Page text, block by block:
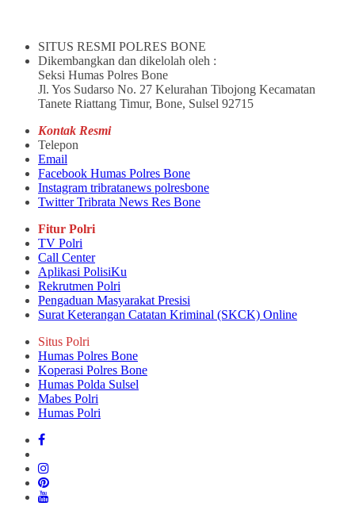
SITUS RESMI POLRES BONE
Dikembangkan dan dikelolah oleh :
Seksi Humas Polres Bone
Jl. Yos Sudarso No. 27 Kelurahan Tibojong Kecamatan
Tanete Riattang Timur, Bone, Sulsel 92715
Kontak Resmi
Telepon
Email
Facebook Humas Polres Bone
Instagram tribratanews polresbone
Twitter Tribrata News Res Bone
Fitur Polri
TV Polri
Call Center
Aplikasi PolisiKu
Rekrutmen Polri
Pengaduan Masyarakat Presisi
Surat Keterangan Catatan Kriminal (SKCK) Online
Situs Polri
Humas Polres Bone
Koperasi Polres Bone
Humas Polda Sulsel
Mabes Polri
Humas Polri